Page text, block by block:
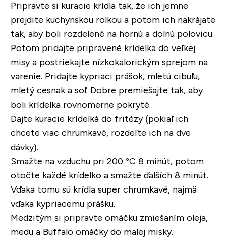
Pripravte si kuracie krídla tak, že ich jemne
prejdite kuchynskou rolkou a potom ich nakrájate
tak, aby boli rozdelené na hornú a dolnú polovicu.
Potom pridajte pripravené krídelka do veľkej
misy a postriekajte nízkokalorickým sprejom na
varenie. Pridajte kypriaci prášok, mletú cibuľu,
mletý cesnak a soľ. Dobre premiešajte tak, aby
boli krídelka rovnomerne pokryté.
Dajte kuracie krídelká do fritézy (pokiaľ ich
chcete viac chrumkavé, rozdeľte ich na dve
dávky).
Smažte na vzduchu pri 200 °C 8 minút, potom
otočte každé krídelko a smažte ďalších 8 minút.
Vďaka tomu sú krídla super chrumkavé, najmä
vďaka kypriacemu prášku.
Medzitým si pripravte omáčku zmiešaním oleja,
medu a Buffalo omáčky do malej misky.